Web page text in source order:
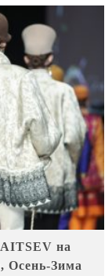
на
Осень-Зима